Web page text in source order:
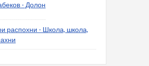
- Долон
распохни - Школа, школа,